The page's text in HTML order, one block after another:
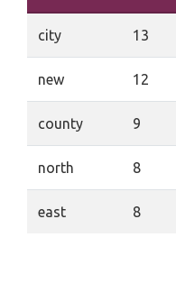
city 13
new 12
county 9
north 8
east 8